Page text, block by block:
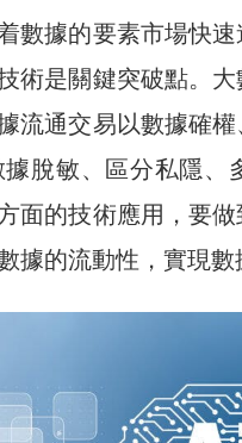
數據的要素市場快
術是關鍵突破點。
流通交易以數據確
脫敏、區分私隱、
面的技術應用，要
據的流動性，實現數